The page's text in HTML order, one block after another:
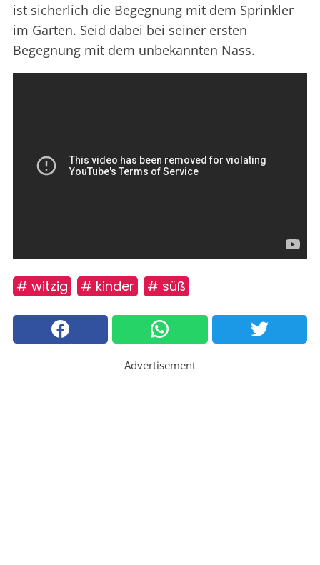
ist sicherlich die Begegnung mit dem Sprinkler
im Garten. Seid dabei bei seiner ersten
Begegnung mit dem unbekannten Nass.
# witzig # kinder # süß
Advertisement